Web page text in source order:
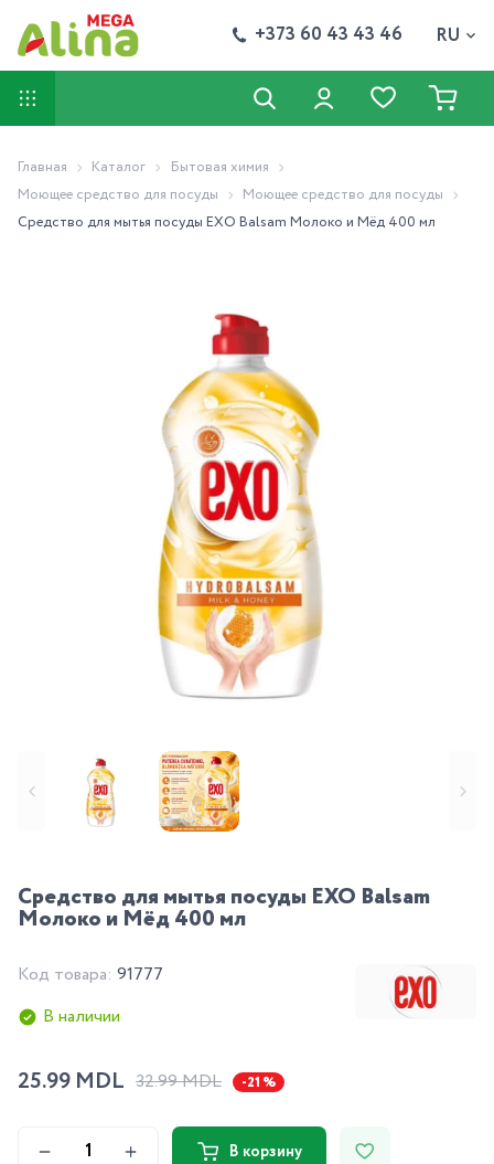
+373 60 43 43 46 RU
Главная Каталог
Бытовая химия
Моющее средство для посуды
Моющее средство для посуды
Средство для мытья посуды EXO Balsam Молоко и Мёд 400 мл
Средство для мытья посуды EXO Balsam
Молоко и Мёд 400 мл
Код товара: 91777
В наличии
25.99 MDL 32.99 MDL -21 %
В корзину